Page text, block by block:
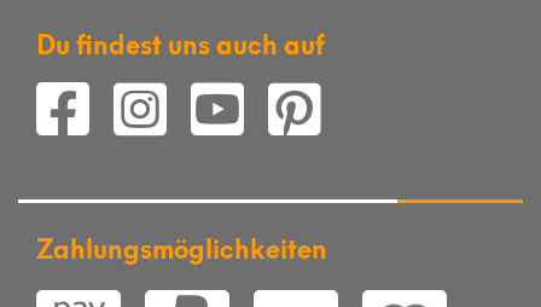
Du findest uns auch auf
Zahlungsmöglichkeiten